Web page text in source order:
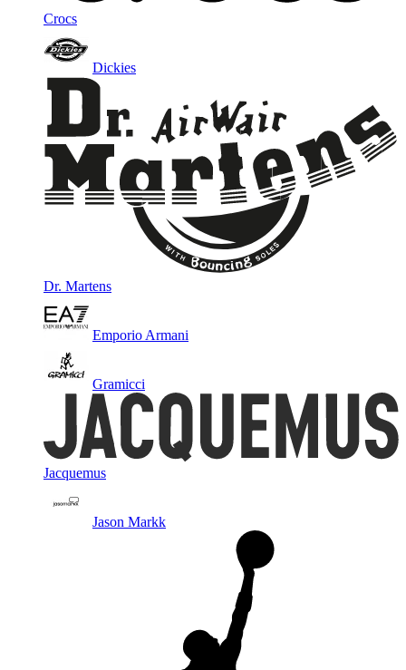
Crocs
Dickies
Dr. Martens
Emporio Armani
Gramicci
Jacquemus
Jason Markk